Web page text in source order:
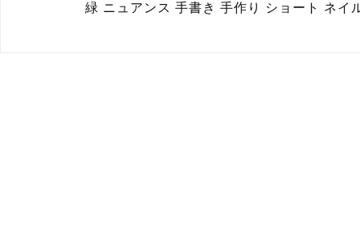
緑 ニュアンス 手書き 手作り ショート ネイ